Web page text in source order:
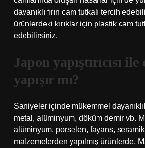
dayanıklı fırın cam tutkalı tercih
ürünlerdeki kırıklar için plastik cam
edebilirsiniz.
Japon yapıştırıcısı ile
yapışır mı?
Saniyeler içinde mükemmel
metal, alüminyum, döküm demir vb.
alüminyum, porselen, fayans,
malzemelerden yapılmış ürünlerde.